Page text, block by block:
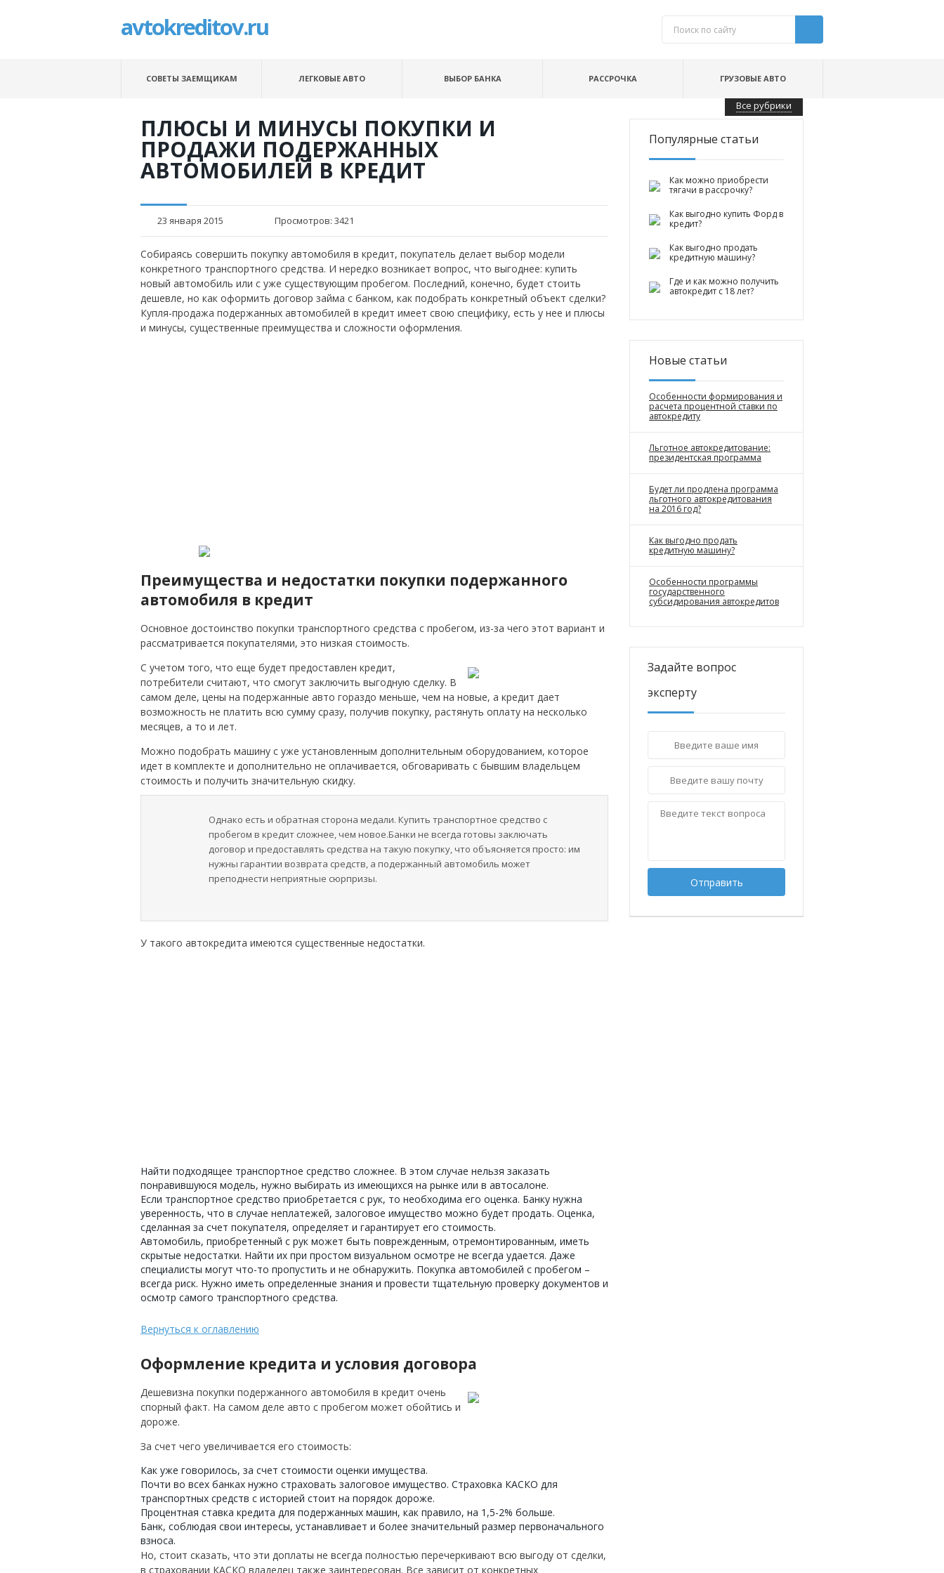
avtokreditov.ru
СОВЕТЫ ЗАЕМЩИКАМ ЛЕГКОВЫЕ АВТО ВЫБОР БАНКА РАССРОЧКА ГРУЗОВЫЕ АВТО
Все рубрики
ПЛЮСЫ И МИНУСЫ ПОКУПКИ И
ПРОДАЖИ ПОДЕРЖАННЫХ
АВТОМОБИЛЕЙ В КРЕДИТ
23 января 2015 Просмотров: 3421
Собираясь совершить покупку автомобиля в кредит, покупатель делает выбор модели
конкретного транспортного средства. И нередко возникает вопрос, что выгоднее: купить
новый автомобиль или с уже существующим пробегом. Последний, конечно, будет стоить
дешевле, но как оформить договор займа с банком, как подобрать конкретный объект сделки?
Купля-продажа подержанных автомобилей в кредит имеет свою специфику, есть у нее и плюсы
и минусы, существенные преимущества и сложности оформления.
Преимущества и недостатки покупки подержанного
автомобиля в кредит
Основное достоинство покупки транспортного средства с пробегом, из-за чего этот вариант и
рассматривается покупателями, это низкая стоимость.
С учетом того, что еще будет предоставлен кредит,
потребители считают, что смогут заключить выгодную сделку. В
самом деле, цены на подержанные авто гораздо меньше, чем на новые, а кредит дает
возможность не платить всю сумму сразу, получив покупку, растянуть оплату на несколько
месяцев, а то и лет.
Можно подобрать машину с уже установленным дополнительным оборудованием, которое
идет в комплекте и дополнительно не оплачивается, обговаривать с бывшим владельцем
стоимость и получить значительную скидку.
Однако есть и обратная сторона медали. Купить транспортное средство с
пробегом в кредит сложнее, чем новое.Банки не всегда готовы заключать
договор и предоставлять средства на такую покупку, что объясняется просто: им
нужны гарантии возврата средств, а подержанный автомобиль может
преподнести неприятные сюрпризы.
У такого автокредита имеются существенные недостатки.
Найти подходящее транспортное средство сложнее. В этом случае нельзя заказать
понравившуюся модель, нужно выбирать из имеющихся на рынке или в автосалоне.
Если транспортное средство приобретается с рук, то необходима его оценка. Банку нужна
уверенность, что в случае неплатежей, залоговое имущество можно будет продать. Оценка,
сделанная за счет покупателя, определяет и гарантирует его стоимость.
Автомобиль, приобретенный с рук может быть поврежденным, отремонтированным, иметь
скрытые недостатки. Найти их при простом визуальном осмотре не всегда удается. Даже
специалисты могут что-то пропустить и не обнаружить. Покупка автомобилей с пробегом –
всегда риск. Нужно иметь определенные знания и провести тщательную проверку документов и
осмотр самого транспортного средства.
Вернуться к оглавлению
Оформление кредита и условия договора
Дешевизна покупки подержанного автомобиля в кредит очень
спорный факт. На самом деле авто с пробегом может обойтись и
дороже.
За счет чего увеличивается его стоимость:
Как уже говорилось, за счет стоимости оценки имущества.
Почти во всех банках нужно страховать залоговое имущество. Страховка КАСКО для
транспортных средств с историей стоит на порядок дороже.
Процентная ставка кредита для подержанных машин, как правило, на 1,5-2% больше.
Банк, соблюдая свои интересы, устанавливает и более значительный размер первоначального
взноса.
Но, стоит сказать, что эти доплаты не всегда полностью перечеркивают всю выгоду от сделки,
в страховании КАСКО владелец также заинтересован. Все зависит от конкретных
Популярные статьи
Как можно приобрести
тягачи в рассрочку?
Как выгодно купить Форд в
кредит?
Как выгодно продать
кредитную машину?
Где и как можно получить
автокредит с 18 лет?
Новые статьи
Особенности формирования и
расчета процентной ставки по
автокредиту
Льготное автокредитование:
президентская программа
Будет ли продлена программа
льготного автокредитования
на 2016 год?
Как выгодно продать
кредитную машину?
Особенности программы
государственного
субсидирования автокредитов
Задайте вопрос
эксперту